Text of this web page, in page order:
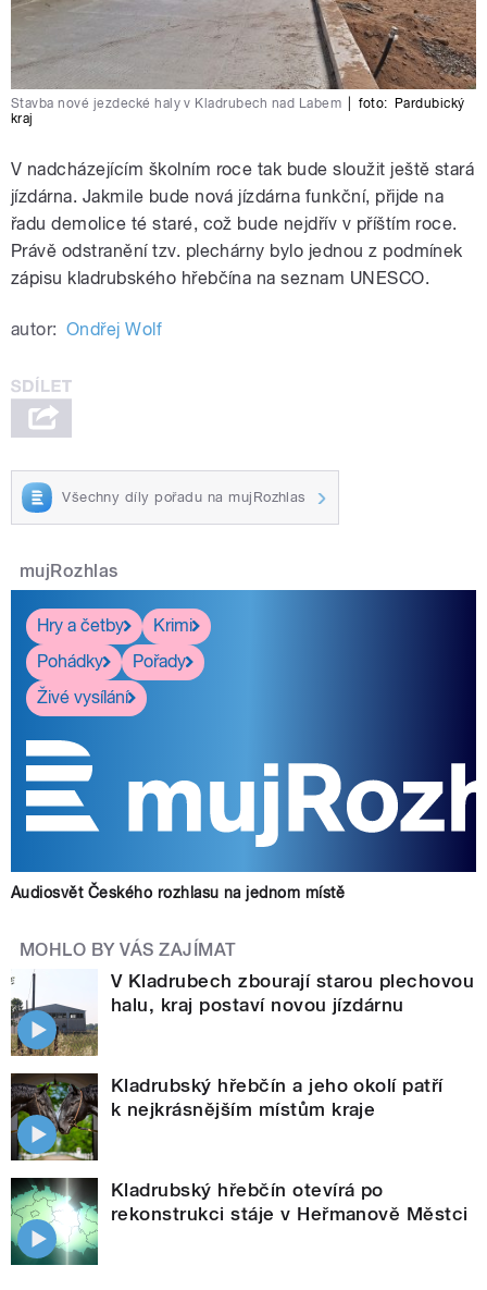
Stavba nové jezdecké haly v Kladrubech nad Labem foto:
Pardubický
kraj
V nadcházejícím školním roce tak bude sloužit ještě stará
jízdárna. Jakmile bude nová jízdárna funkční, přijde na
řadu demolice té staré, což bude nejdřív v příštím roce.
Právě odstranění tzv. plechárny bylo jednou z podmínek
zápisu kladrubského hřebčína na seznam UNESCO.
autor: Ondřej Wolf
Všechny díly pořadu na mujRozhlas
mujRozhlas
Hry a četby
Krimi
Pohádky
Pořady
Živé vysílání
Audiosvět Českého rozhlasu na jednom místě
MOHLO BY VÁS ZAJÍMAT
V Kladrubech zbourají starou plechovou
halu, kraj postaví novou jízdárnu
Kladrubský hřebčín a jeho okolí patří
k nejkrásnějším místům kraje
Kladrubský hřebčín otevírá po
rekonstrukci stáje v Heřmanově Městci